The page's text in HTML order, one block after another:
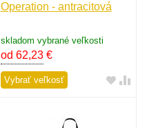
Operation - antracitová
skladom vybrané veľkosti
od 62,23€
Vybrať veľkosť